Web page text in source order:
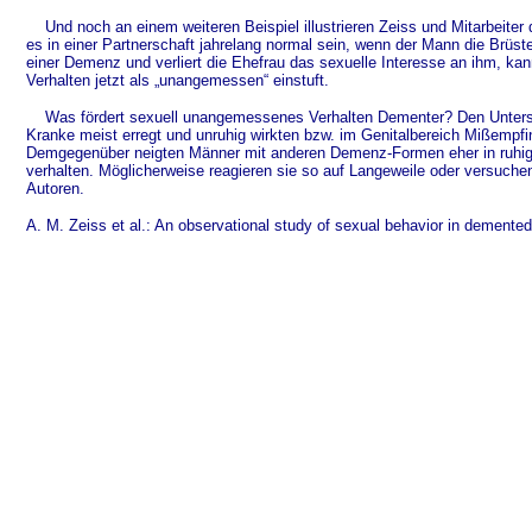
Und noch an einem weiteren Beispiel illustrieren Zeiss und
es in einer Partnerschaft jahrelang normal sein, wenn der Mann die
einer Demenz und verliert die Ehefrau das sexuelle Interesse an ihm,
Verhalten jetzt als „unangemessen“ einstuft.
Was fördert sexuell unangemessenes Verhalten Dementer? Den
Kranke meist erregt und unruhig wirkten bzw. im Genitalbereich
Demgegenüber neigten Männer mit anderen Demenz-Formen eher in
verhalten. Möglicherweise reagieren sie so auf Langeweile oder
Autoren.
A. M. Zeiss et al.: An observational study of sexual behavior in